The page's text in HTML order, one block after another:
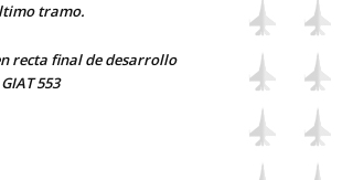
tramo.
recta final de desarrollo
553